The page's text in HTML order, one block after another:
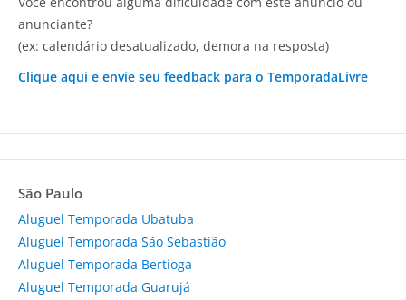
anunciante?
(ex: calendário desatualizado, demora na resposta)
Clique aqui e envie seu feedback para o TemporadaLivre
São Paulo
Aluguel Temporada Ubatuba
Aluguel Temporada São Sebastião
Aluguel Temporada Bertioga
Aluguel Temporada Guarujá